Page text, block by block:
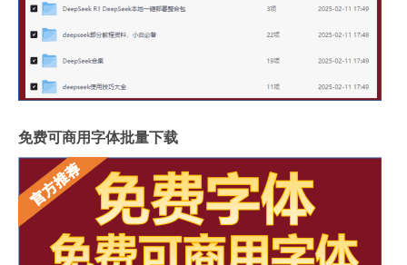
免费可商用字体批量下载